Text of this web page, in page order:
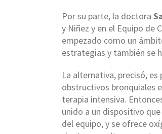
Por su parte, la doctora
y Niñez y en el Equipo de
empezado como un
estrategias y también se
La alternativa, precisó,
obstructivos bronquiales
terapia intensiva.
unido a un dispositivo
del equipo, y se ofrece